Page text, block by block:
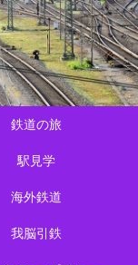
鉄道の旅
駅見学
海外鉄道
我脳引鉄